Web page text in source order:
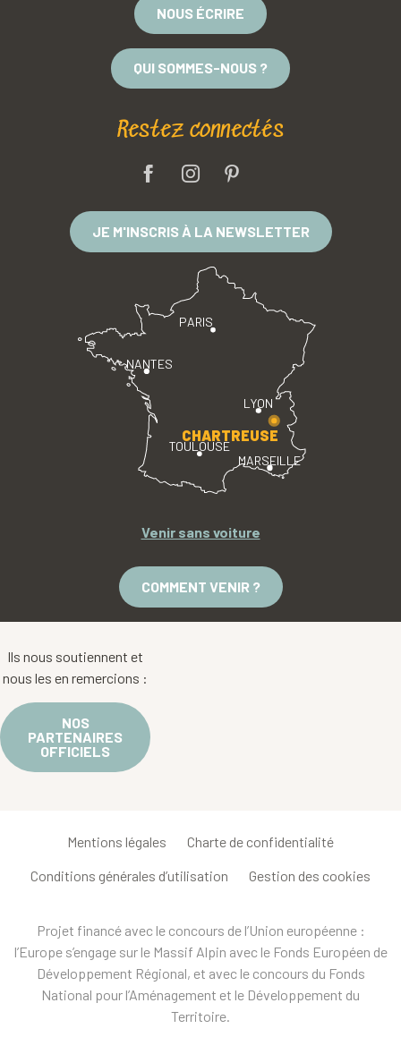
NOUS ÉCRIRE
QUI SOMMES-NOUS ?
Restez connectés
JE M'INSCRIS À LA NEWSLETTER
PARIS
LYON
TOULOUSE
MARSEILLE
NANTES
CHARTREUSE
Venir sans voiture
COMMENT VENIR ?
Ils nous soutiennent et
nous les en remercions :
NOS
PARTENAIRES
OFFICIELS
Mentions légales Charte de confidentialité
Conditions générales d’utilisation Gestion des cookies
Projet financé avec le concours de l’Union européenne :
l’Europe s’engage sur le Massif Alpin avec le Fonds Européen de
Développement Régional, et avec le concours du Fonds
National pour l’Aménagement et le Développement du
Territoire.